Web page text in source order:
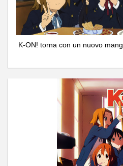
K-ON! torna con un nuovo